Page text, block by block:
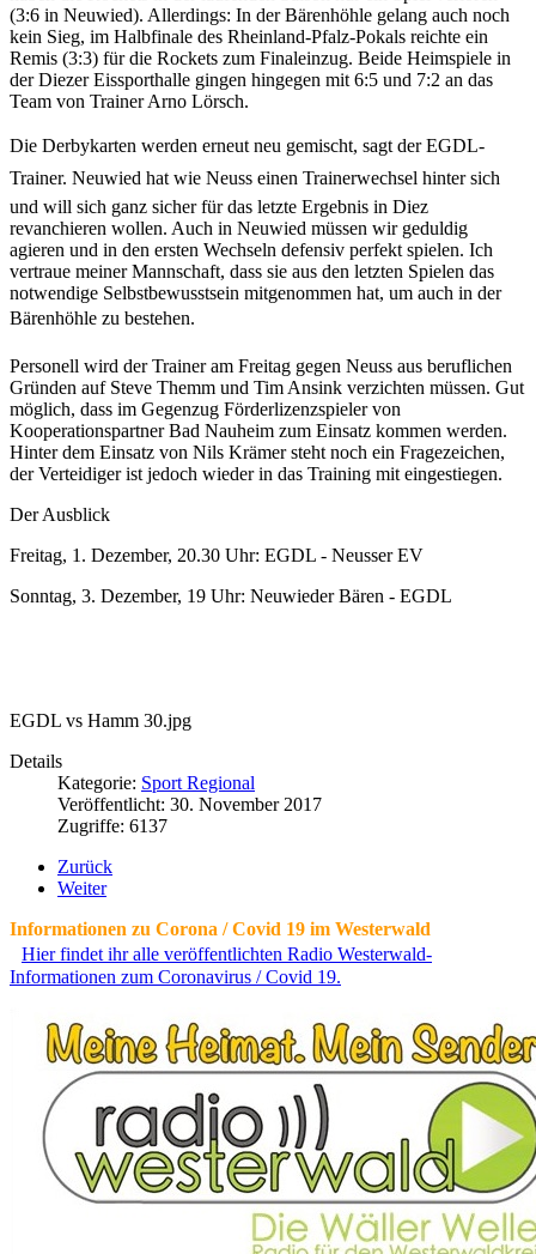
(3:6 in Neuwied). Allerdings: In der Bärenhöhle gelang auch noch
kein Sieg, im Halbfinale des Rheinland-Pfalz-Pokals reichte ein
Remis (3:3) für die Rockets zum Finaleinzug. Beide Heimspiele in
der Diezer Eissporthalle gingen hingegen mit 6:5 und 7:2 an das
Team von Trainer Arno Lörsch.
Die Derbykarten werden erneut neu gemischt, sagt der EGDL-
Trainer. Neuwied hat wie Neuss einen Trainerwechsel hinter sich
und will sich ganz sicher für das letzte Ergebnis in Diez
revanchieren wollen. Auch in Neuwied müssen wir geduldig
agieren und in den ersten Wechseln defensiv perfekt spielen. Ich
vertraue meiner Mannschaft, dass sie aus den letzten Spielen das
notwendige Selbstbewusstsein mitgenommen hat, um auch in der
Bärenhöhle zu bestehen.
Personell wird der Trainer am Freitag gegen Neuss aus beruflichen
Gründen auf Steve Themm und Tim Ansink verzichten müssen. Gut
möglich, dass im Gegenzug Förderlizenzspieler von
Kooperationspartner Bad Nauheim zum Einsatz kommen werden.
Hinter dem Einsatz von Nils Krämer steht noch ein Fragezeichen,
der Verteidiger ist jedoch wieder in das Training mit eingestiegen.
Der Ausblick
Freitag, 1. Dezember, 20.30 Uhr: EGDL - Neusser EV
Sonntag, 3. Dezember, 19 Uhr: Neuwieder Bären - EGDL
EGDL vs Hamm 30.jpg
Details
Kategorie: Sport Regional
Veröffentlicht: 30. November 2017
Zugriffe: 6137
Zurück
Weiter
Informationen zu Corona / Covid 19 im Westerwald
Hier findet ihr alle veröffentlichten Radio Westerwald-
Informationen zum Coronavirus / Covid 19.